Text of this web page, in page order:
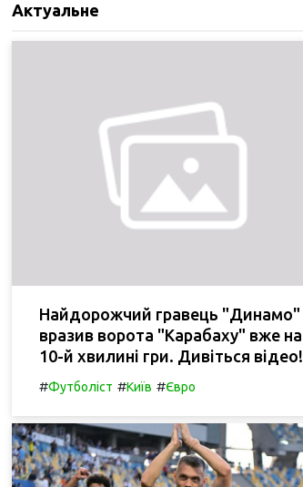
Актуальне
Найдорожчий гравець "Динамо"
вразив ворота "Карабаху" вже на
10-й хвилині гри. Дивіться відео!
#Футболіст #Київ #Євро